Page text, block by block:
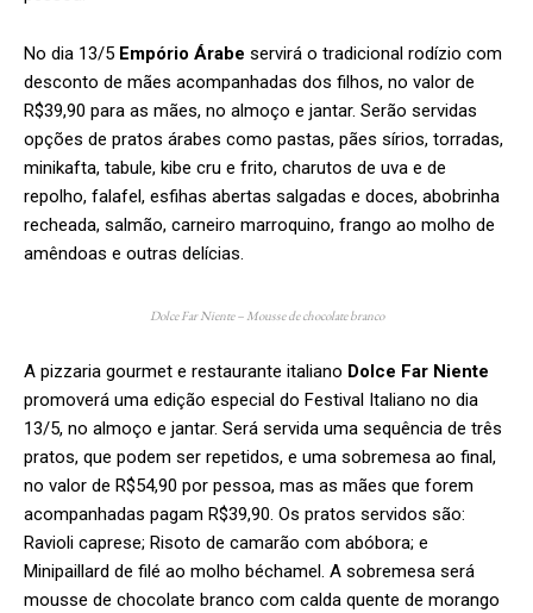
No dia 13/5 Empório Árabe servirá o tradicional rodízio com
desconto de mães acompanhadas dos filhos, no valor de
R$39,90 para as mães, no almoço e jantar. Serão servidas
opções de pratos árabes como pastas, pães sírios, torradas,
minikafta, tabule, kibe cru e frito, charutos de uva e de
repolho, falafel, esfihas abertas salgadas e doces, abobrinha
recheada, salmão, carneiro marroquino, frango ao molho de
amêndoas e outras delícias.
Dolce Far Niente – Mousse de chocolate branco
A pizzaria gourmet e restaurante italiano Dolce Far Niente
promoverá uma edição especial do Festival Italiano no dia
13/5, no almoço e jantar. Será servida uma sequência de três
pratos, que podem ser repetidos, e uma sobremesa ao final,
no valor de R$54,90 por pessoa, mas as mães que forem
acompanhadas pagam R$39,90. Os pratos servidos são:
Ravioli caprese; Risoto de camarão com abóbora; e
Minipaillard de filé ao molho béchamel. A sobremesa será
mousse de chocolate branco com calda quente de morango